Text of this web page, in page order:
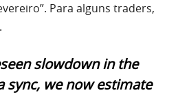
Para alguns traders,
slowdown in the
sync, we now estimate